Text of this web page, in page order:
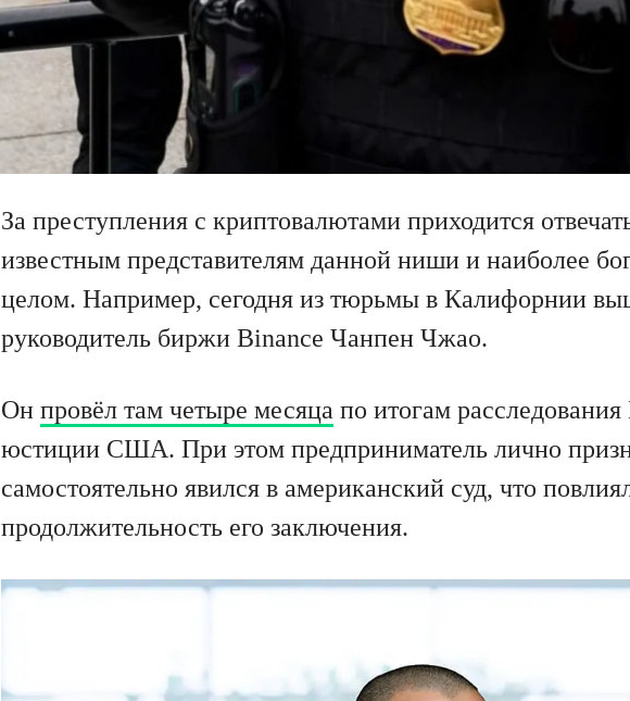
За преступления с криптовалютами приходится
известным представителям данной ниши и наиболее
целом. Например, сегодня из тюрьмы в Калифорнии
руководитель биржи Binance Чанпен Чжао.
Он провёл там четыре месяца по итогам
юстиции США. При этом предприниматель лично
самостоятельно явился в американский суд, что
продолжительность его заключения.